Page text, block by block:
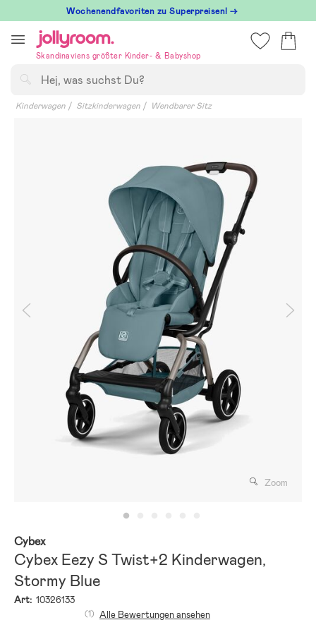
till
innehållet
Wochenendfavoriten zu Superpreisen! →
Skandinaviens größter Kinder- & Babyshop
Kinderwagen Sitzkinderwagen Wendbarer Sitz
Zoom
Cybex
Cybex Eezy S Twist+2 Kinderwagen,
Stormy Blue
Art: 10326133
(1) Alle Bewertungen ansehen